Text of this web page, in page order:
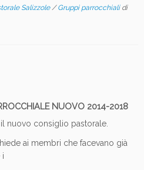
Salizzole/Gruppi parrocchiali di
NUOVO 2014-2018
nuovo consiglio pastorale.
ai membri che facevano già
i